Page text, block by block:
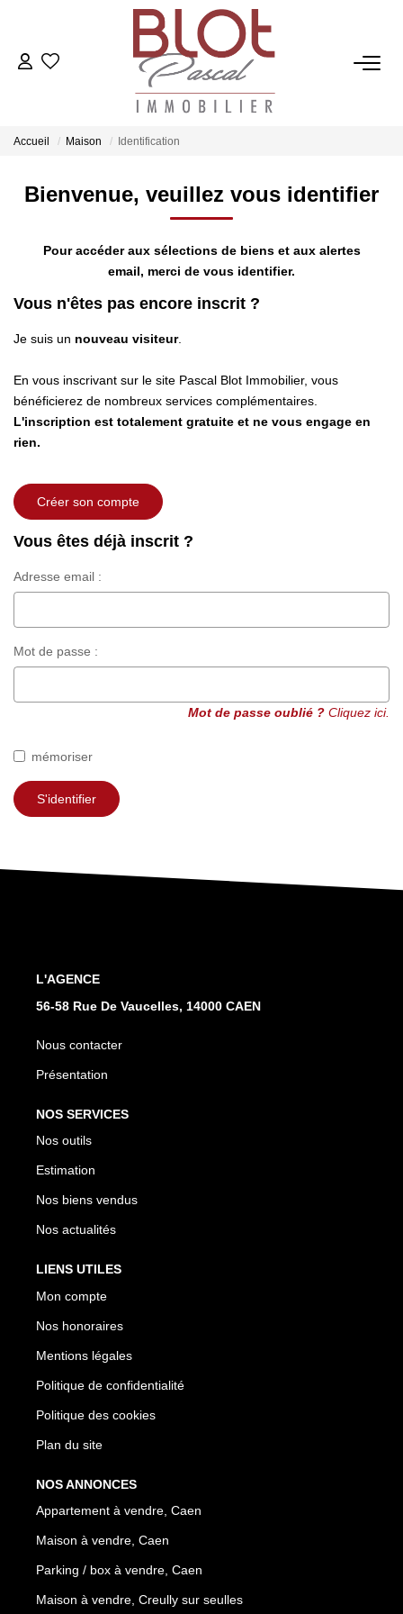
ACCUEIL
ACHETER
ESTIMER
VENDRE
NOTRE AGENCE
Notre Équipe
Nos Actualités
OUTILS DE CALCUL
Montant Des Frais De Notaire
Accueil Maison Identification
Bienvenue, veuillez vous identifier
Pour accéder aux sélections de biens et aux alertes
email, merci de vous identifier.
Vous n'êtes pas encore inscrit ?
Je suis un nouveau visiteur.
En vous inscrivant sur le site Pascal Blot Immobilier, vous
bénéficierez de nombreux services complémentaires.
L'inscription est totalement gratuite et ne vous engage en
rien.
Créer son compte
Vous êtes déjà inscrit ?
Adresse email :
Mot de passe :
Mot de passe oublié ? Cliquez ici.
mémoriser
S'identifier
L'AGENCE
56-58 Rue De Vaucelles, 14000 CAEN
Nous contacter
Présentation
NOS SERVICES
Nos outils
Estimation
Nos biens vendus
Nos actualités
LIENS UTILES
Mon compte
Nos honoraires
Mentions légales
Politique de confidentialité
Politique des cookies
Plan du site
NOS ANNONCES
Appartement à vendre, Caen
Maison à vendre, Caen
Parking / box à vendre, Caen
Maison à vendre, Creully sur seulles